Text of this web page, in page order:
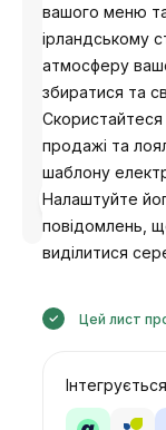
Розроблено
Анастасія
вашого меню та
ірландському
атмосферу
збиратися та
продажі та
шаблону
Налаштуйте
повідомлень,
виділитися
Цей лист